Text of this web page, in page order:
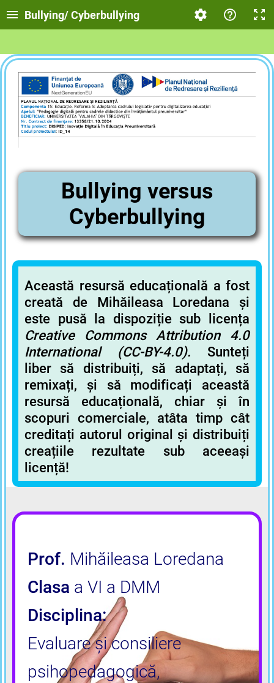
Bullying/ Cyberbullying
Bullying versus
Cyberbullying
Această resursă educațională a fost
creată de Mihăileasa Loredana și
este pusă la dispoziție sub licența
Creative Commons Attribution
4.0
International (CC-BY-4.0). Sunteți
liber să distribuiți, să adaptați, să
remixați, și să modificați această
resursă educațională, chiar și în
scopuri comerciale, atâta timp cât
creditați autorul original și distribuiți
creațiile rezultate sub aceeași
licență!
Prof. Mihăileasa Loredana
Clasa a VI a DMM
Disciplina:
Evaluare și consiliere
psihopedagogică,